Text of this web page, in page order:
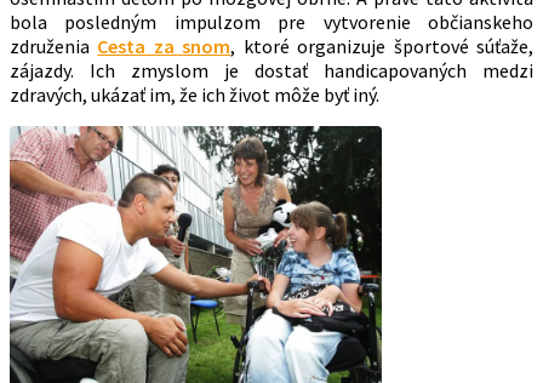
bola posledným impulzom pre vytvorenie občianskeho
združenia Cesta za snom, ktoré organizuje športové súťaže,
zájazdy. Ich zmyslom je dostať handicapovaných medzi
zdravých, ukázať im, že ich život môže byť iný.